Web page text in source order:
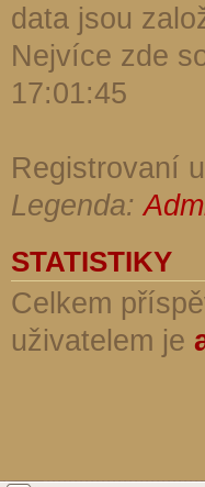
data jsou
Nejvíce zde
17:01:45
Registrovaní
Legenda:
STATISTIKY
Celkem
uživatelem je